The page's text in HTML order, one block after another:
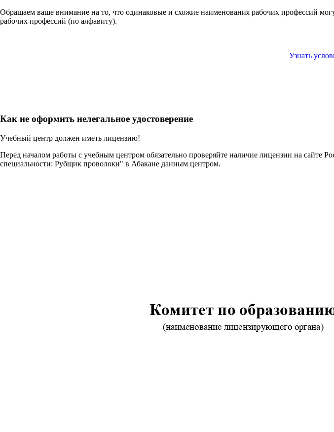
Обращаем ваше внимание на то, что одинаковые и схожие наименования рабочих профессий
рабочих профессий (по алфавиту).
Узнать
Как не оформить нелегальное удостоверение
Учебный центр должен иметь лицензию!
Перед началом работы с учебным центром обязательно проверяйте наличие лицензии на
специальности: Рубщик проволоки" в Абакане данным центром.